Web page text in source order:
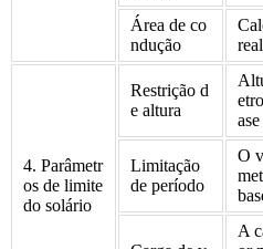
Área de co
ndução
real
4. Parâmetr
os de limite
do solário
Restrição d
e altura
Limitação
de período
O
A